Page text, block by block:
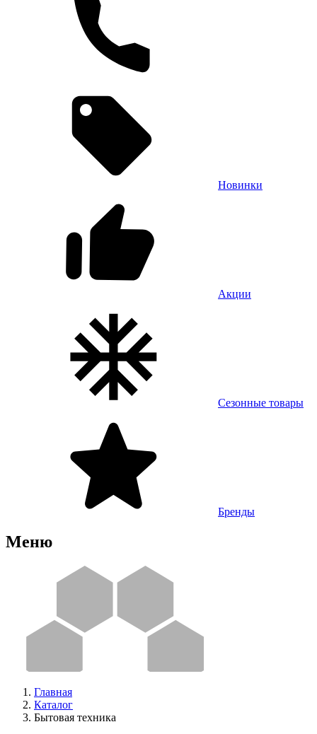
Новинки
Акции
Сезонные товары
Бренды
Меню
Главная
Каталог
Бытовая техника